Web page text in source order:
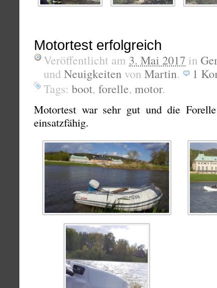
Motortest erfolgreich
Veröffentlicht am 3. Mai 2017 in
und Neuigkeiten von Martin. 1
Tags: boot, forelle, motor.
Motortest war sehr gut und die
einsatzfähig.